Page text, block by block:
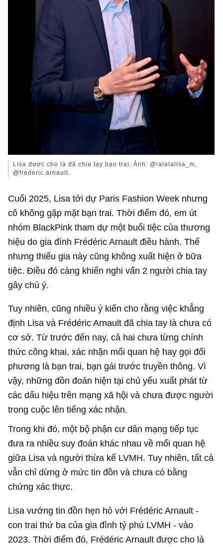
Lisa được cho là đã chia tay bạn trai. Ảnh: @lalalalisa_m,
@frederic.arnault.
Cuối 2025, Lisa tới dự Paris Fashion Week nhưng
cô không gặp mặt bạn trai. Thời điểm đó, em út
nhóm BlackPink tham dự một buổi tiệc của thương
hiệu do gia đình Frédéric Arnault điều hành. Thế
nhưng thiếu gia này cũng không xuất hiện ở bữa
tiệc. Điều đó càng khiến nghi vấn 2 người chia tay
gây chú ý.
Tuy nhiên, cũng nhiều ý kiến cho rằng việc khẳng
định Lisa và Frédéric Arnault đã chia tay là chưa có
cơ sở. Từ trước đến nay, cả hai chưa từng chính
thức công khai, xác nhận mối quan hệ hay gọi đối
phương là bạn trai, bạn gái trước truyền thông. Vì
vậy, những đồn đoán hiện tại chủ yếu xuất phát từ
các dấu hiệu trên mạng xã hội và chưa được người
trong cuộc lên tiếng xác nhận.
Trong khi đó, một bộ phận cư dân mạng tiếp tục
đưa ra nhiều suy đoán khác nhau về mối quan hệ
giữa Lisa và người thừa kế LVMH. Tuy nhiên, tất cả
vẫn chỉ dừng ở mức tin đồn và chưa có bằng
chứng xác thực.
Lisa vướng tin đồn hẹn hò với Frédéric Arnault -
con trai thứ ba của gia đình tỷ phú LVMH - vào
2023. Thời điểm đó, Frédéric Arnault được cho là